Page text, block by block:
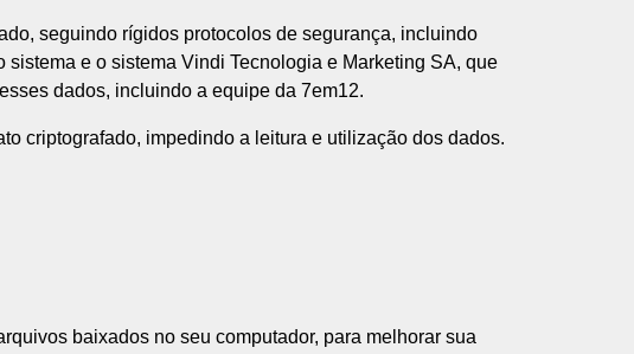
seguindo rígidos protocolos de segurança, incluindo
e o sistema Vindi Tecnologia e Marketing SA, que
dados, incluindo a equipe da 7em12.
criptografado, impedindo a leitura e utilização dos dados.
baixados no seu computador, para melhorar sua